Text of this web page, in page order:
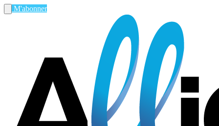
M'abonner